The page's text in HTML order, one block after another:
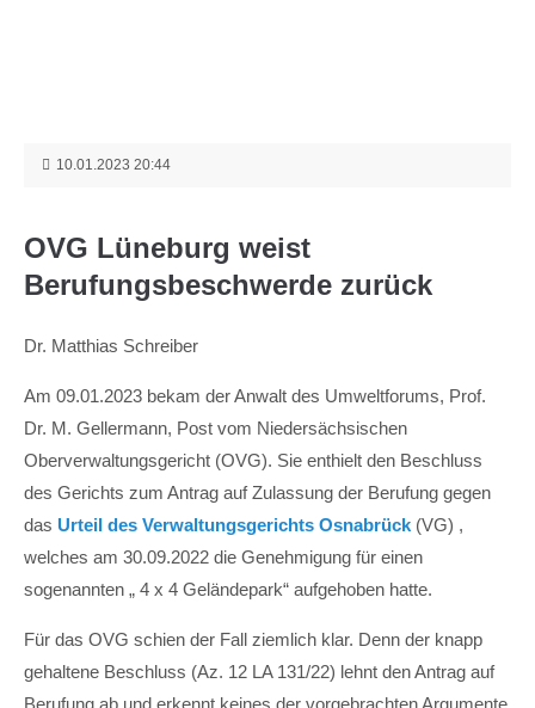
Register|Lost your password?
Support
Lorem ipsum dolor sit amet:
24h/ 365days
10.01.2023 20:44
OVG Lüneburg weist
Berufungsbeschwerde zurück
Dr. Matthias Schreiber
Am 09.01.2023 bekam der Anwalt des Umweltforums, Prof.
Dr. M. Gellermann, Post vom Niedersächsischen
Oberverwaltungsgericht (OVG). Sie enthielt den Beschluss
des Gerichts zum Antrag auf Zulassung der Berufung gegen
das Urteil des Verwaltungsgerichts Osnabrück (VG) ,
welches am 30.09.2022 die Genehmigung für einen
sogenannten „ 4 x 4 Geländepark“ aufgehoben hatte.
Für das OVG schien der Fall ziemlich klar. Denn der knapp
gehaltene Beschluss (Az. 12 LA 131/22) lehnt den Antrag auf